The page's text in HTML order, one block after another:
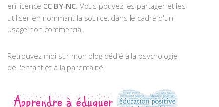
en licence CC BY-NC . Vous pouvez les partager et les
utiliser en nommant la source, dans le cadre d'un
usage non commercial.
Retrouvez-moi sur mon blog dédié à la psychologie
de l'enfant et à la parentalité